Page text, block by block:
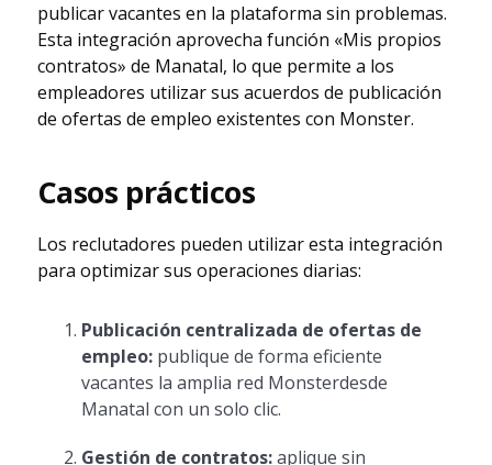
publicar vacantes en la plataforma sin problemas.
Esta integración aprovecha función «Mis propios
contratos» de Manatal, lo que permite a los
empleadores utilizar sus acuerdos de publicación
de ofertas de empleo existentes con Monster.
Casos prácticos
Los reclutadores pueden utilizar esta integración
para optimizar sus operaciones diarias:
Publicación centralizada de ofertas de
empleo:publique de forma eficiente
vacantes la amplia red Monsterdesde
Manatal con un solo clic.
Gestión de contratos:aplique sin